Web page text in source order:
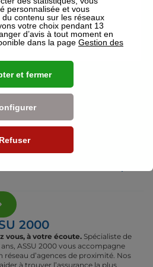
plus
2000
vous, à votre écoute. Spécialiste de
ASSU 2000 vous accompagne
réseau d’agences de proximité. Nos
à trouver l’assurance la plus
personnalisée et vous
contenu sur les réseaux
votre choix pendant 13
d’avis à tout moment en
dans la page Gestion des
Refuser
et fermer